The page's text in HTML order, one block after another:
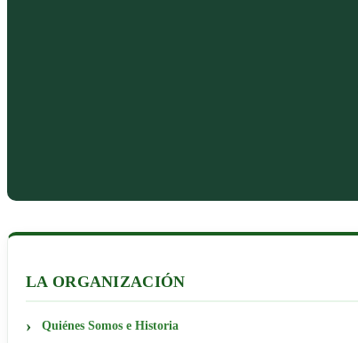
LA ORGANIZACIÓN
Quiénes Somos e Historia